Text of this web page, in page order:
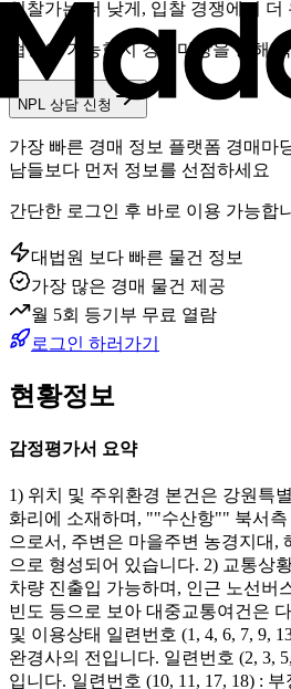
입찰가는 더 낮게, 입찰 경쟁에서 더
협상이 가능한지 경매마당을 통해
NPL 상담 신청
가장 빠른 경매 정보 플랫폼 경매마
남들보다 먼저 정보를 선점하세요
간단한 로그인 후 바로 이용 가능합
대법원 보다 빠른 물건 정보
가장 많은 경매 물건 제공
월 5회 등기부 무료 열람
로그인 하러가기
현황정보
감정평가서 요약
1) 위치 및 주위환경 본건은 강원특
화리에 소재하며, ""수산항"" 북서
으로서, 주변은 마을주변 농경지대,
으로 형성되어 있습니다. 2) 교통상
차량 진출입 가능하며, 인근 노선버
빈도 등으로 보아 대중교통여건은
및 이용상태 일련번호 (1, 4, 6, 7, 9,
완경사의 전입니다. 일련번호 (2, 3,
입니다. 일련번호 (10, 11, 17, 18) :